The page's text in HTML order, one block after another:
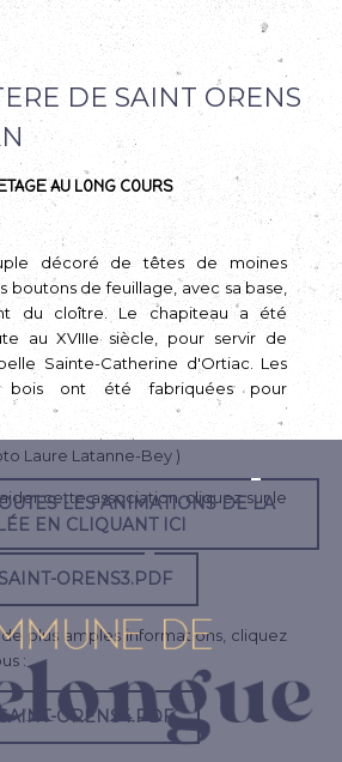
DE SAINT ORENS
AU LONG COURS
décoré de têtes de moines
boutons de feuillage, avec sa base,
du cloître. Le chapiteau a été
au XVIIIe siècle, pour servir de
Sainte-Catherine d'Ortiac. Les
bois ont été fabriquées pour
Laure Latanne-Bey )
cette association, cliquez sur le
ORENS3.PDF
plus amples informations, cliquez
:
ORENS4.PDF
LES ANIMATIONS DE LA
EN CLIQUANT ICI